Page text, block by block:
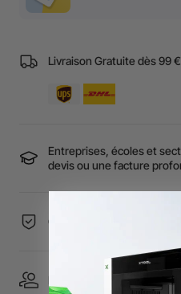
Livraison Gratuite dès 99
Entreprises, écoles et
devis ou une facture
Garantie de Prix de 60 Jours
Essayer en Showroom |